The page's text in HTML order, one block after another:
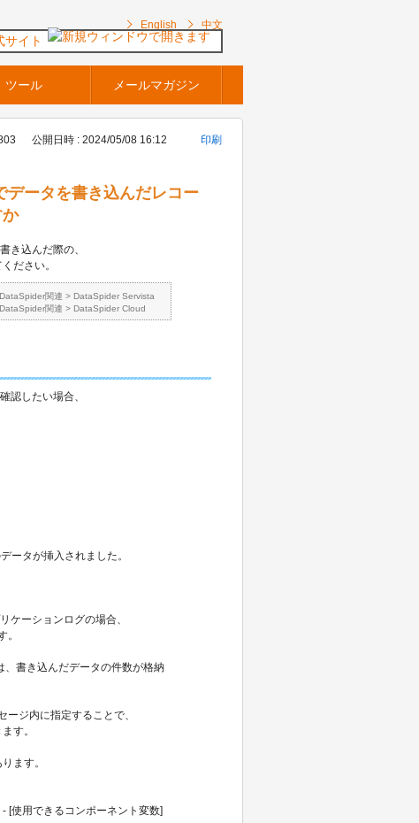
English 中文
ツール メールマガジン
サイト
公開日時 : 2024/05/08 16:12 印刷
ータを書き込んだレコー
き込んだ際の、
ださい。
DataSpider関連 > DataSpider Servista
DataSpider関連 > DataSpider Cloud
認したい場合、
ータが挿入されました。
ケーションログの場合、
、書き込んだデータの件数が格納
ジ内に指定することで、
す。
ます。
[使用できるコンポーネント変数]